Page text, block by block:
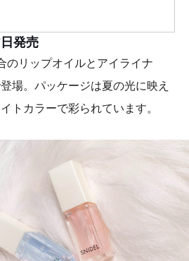
発売
リップオイルとアイライナ
場。パッケージは夏の光に映え
トカラーで彩られています。